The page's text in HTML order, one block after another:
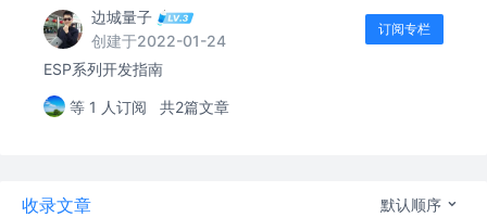
边城量子
创建于2022-01-24
订阅专栏
ESP系列开发指南
等 1 人订阅 共2篇文章
收录文章 默认顺序